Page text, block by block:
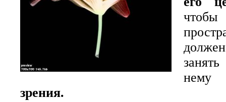
чтобы
зрения.